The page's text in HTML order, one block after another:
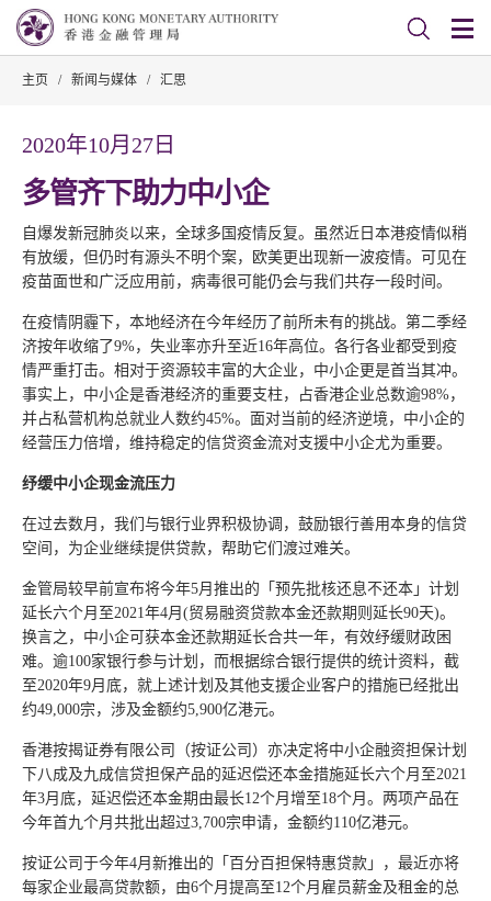
主页 / 新闻与媒体 / 汇思
2020年10月27日
多管齐下助力中小企
自爆发新冠肺炎以来，全球多国疫情反复。虽然近日本港疫情似稍
有放缓，但仍时有源头不明个案，欧美更出现新一波疫情。可见在
疫苗面世和广泛应用前，病毒很可能仍会与我们共存一段时间。
在疫情阴霾下，本地经济在今年经历了前所未有的挑战。第二季经
济按年收缩了9%，失业率亦升至近16年高位。各行各业都受到疫
情严重打击。相对于资源较丰富的大企业，中小企更是首当其冲。
事实上，中小企是香港经济的重要支柱，占香港企业总数逾98%，
并占私营机构总就业人数约45%。面对当前的经济逆境，中小企的
经营压力倍增，维持稳定的信贷资金流对支援中小企尤为重要。
纾缓中小企现金流压力
在过去数月，我们与银行业界积极协调，鼓励银行善用本身的信贷
空间，为企业继续提供贷款，帮助它们渡过难关。
金管局较早前宣布将今年5月推出的「预先批核还息不还本」计划
延长六个月至2021年4月(贸易融资贷款本金还款期则延长90天)。
换言之，中小企可获本金还款期延长合共一年，有效纾缓财政困
难。逾100家银行参与计划，而根据综合银行提供的统计资料，截
至2020年9月底，就上述计划及其他支援企业客户的措施已经批出
约49,000宗，涉及金额约5,900亿港元。
香港按揭证券有限公司（按证公司）亦决定将中小企融资担保计划
下八成及九成信贷担保产品的延迟偿还本金措施延长六个月至2021
年3月底，延迟偿还本金期由最长12个月增至18个月。两项产品在
今年首九个月共批出超过3,700宗申请，金额约110亿港元。
按证公司于今年4月新推出的「百分百担保特惠贷款」，最近亦将
每家企业最高贷款额，由6个月提高至12个月雇员薪金及租金的总